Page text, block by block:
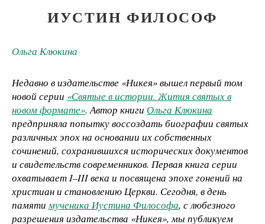
ИУСТИН ФИЛОСОФ
Ольга Клюкина
Недавно в издательстве «Никея» вышел первый том
новой серии «Святые в истории. Жития святых в
новом формате». Автор книги Ольга Клюкина
предприняла попытку воссоздать биографии святых
различных эпох на основании их собственных
сочинений, сохранившихся исторических документов
и свидетельств современников. Первая книга серии
охватывает I–III века и посвящена эпохе гонений на
христиан и становлению Церкви. Сегодня, в день
памятимученика Иустина Философа, с любезного
разрешения издательства «Никея», мы публикуем